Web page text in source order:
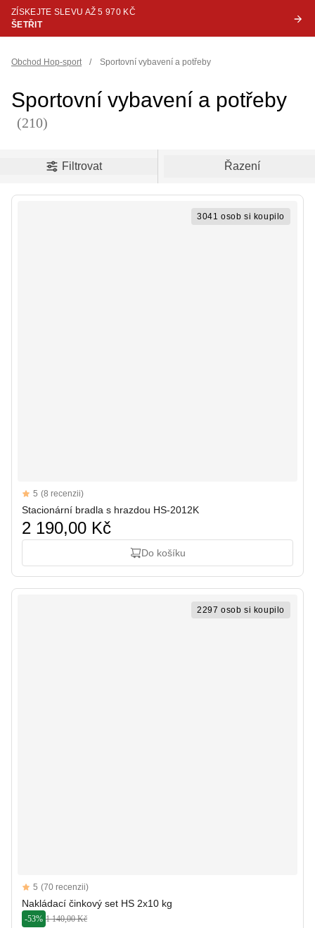
ZÍSKEJTE SLEVU AŽ 5 970 KČ
ŠETŘIT
Obchod Hop-sport / Sportovní vybavení a potřeby
Sportovní vybavení a potřeby
(210)
Filtrovat Řazení
3041 osob si koupilo
Reviews
5 out of 5 stars
5 (8 recenzii)
Stacionární bradla s hrazdou HS-2012K
2 190,00 Kč
Do košíku
2297 osob si koupilo
Reviews
5 out of 5 stars
5 (70 recenzii)
Nakládací činkový set HS 2x10 kg
-53% 1 140,00 Kč